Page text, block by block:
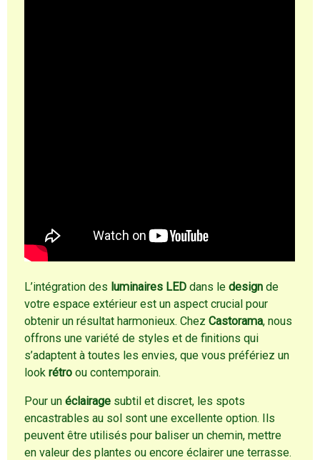
L’intégration des luminaires LED dans ledesign de
votre espace extérieur est un aspect crucial pour
obtenir un résultat harmonieux. ChezCastorama, nous
offrons une variété de styles et de finitions qui
s’adaptent à toutes les envies, que vous préfériez un
lookrétro ou contemporain.
Pour unéclairage subtil et discret, les spots
encastrables au sol sont une excellente option. Ils
peuvent être utilisés pour baliser un chemin, mettre
en valeur des plantes ou encore éclairer une terrasse.